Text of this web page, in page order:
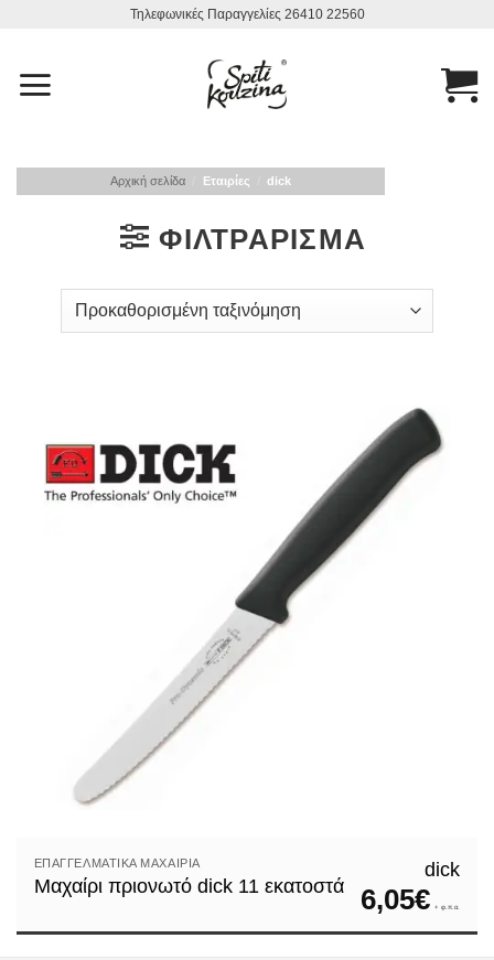
Τηλεφωνικές Παραγγελίες 26410 22560
Αρχική σελίδα Εταιρίες dick
ΦΙΛΤΡΆΡΙΣΜΑ
ΕΠΑΓΓΕΛΜΑΤΙΚΆ ΜΑΧΑΊΡΙΑ
Μαχαίρι πριονωτό dick 11 εκατοστά
dick
6,05€ + φ.π.α.